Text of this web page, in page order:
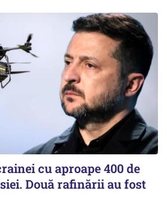
cu aproape 400 de
Două rafinării au fost